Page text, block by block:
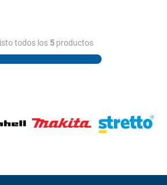
todos los 5 productos